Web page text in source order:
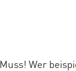
Wer